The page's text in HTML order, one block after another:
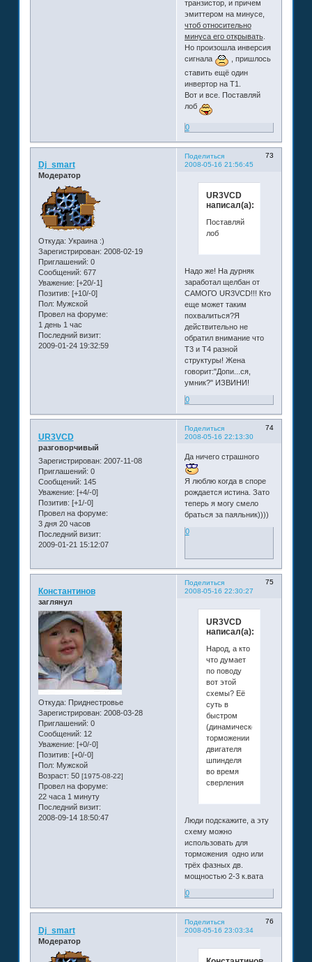
транзистор, и причем
эмиттером на минусе,
чтоб относительно
минуса его открывать.
Но произошла инверсия
сигнала
, пришлось
ставить ещё один
инвертор на Т1.
Вот и все. Поставляй
лоб
0
Поделиться
73
2008-05-16 21:56:45
Dj_smart
Модератор
Откуда: Украина :)
Зарегистрирован: 2008-02-19
Приглашений: 0
Сообщений: 677
Уважение: [+20/-1]
Позитив: [+10/-0]
Пол: Мужской
Провел на форуме:
1 день 1 час
Последний визит:
2009-01-24 19:32:59
UR3VCD
написал(а):
Поставляй
лоб
Надо же! На дурняк
заработал щелбан от
САМОГО UR3VCD!!! Кто
еще может таким
похвалиться?Я
действительно не
обратил внимание что
Т3 и Т4 разной
структуры! Жена
говорит:"Допи...ся,
умник?" ИЗВИНИ!
0
Поделиться
74
2008-05-16 22:13:30
UR3VCD
разговорчивый
Зарегистрирован: 2007-11-08
Приглашений: 0
Сообщений: 145
Уважение: [+4/-0]
Позитив: [+1/-0]
Провел на форуме:
3 дня 20 часов
Последний визит:
2009-01-21 15:12:07
Да ничего страшного
Я люблю когда в споре
рождается истина. Зато
теперь я могу смело
браться за паяльник))))
0
Поделиться
75
2008-05-16 22:30:27
Константинов
заглянул
Откуда: Приднестровье
Зарегистрирован: 2008-03-28
Приглашений: 0
Сообщений: 12
Уважение: [+0/-0]
Позитив: [+0/-0]
Пол: Мужской
Возраст: 50 [1975-08-22]
Провел на форуме:
22 часа 1 минуту
Последний визит:
2008-09-14 18:50:47
UR3VCD
написал(а):
Народ, а кто
что думает
по поводу
вот этой
схемы? Её
суть в
быстром
(динамическом)
торможении
двигателя
шпинделя
во время
сверления
Люди подскажите, а эту
схему можно
использовать для
торможения одно или
трёх фазных дв.
мощностью 2-3 к.вата
0
Поделиться
76
2008-05-16 23:03:34
Dj_smart
Модератор